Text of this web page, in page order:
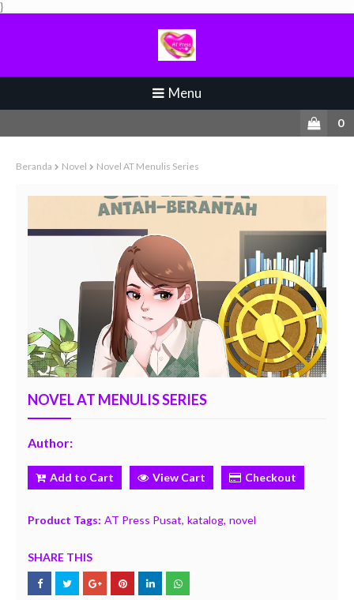
}
Menu
0
Beranda Novel Novel AT Menulis Series
NOVEL AT MENULIS SERIES
Author:
Add to Cart View Cart Checkout
Product Tags: AT Press Pusat katalog novel
SHARE THIS